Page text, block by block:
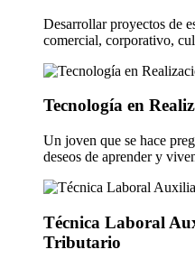
Desarrollar proyectos de
comercial, corporativo,
Tecnología en
Un joven que se hace
deseos de aprender y
Técnica Laboral
Tributario